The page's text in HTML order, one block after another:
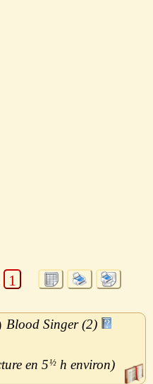
1
Blood Singer (2)
5½ h